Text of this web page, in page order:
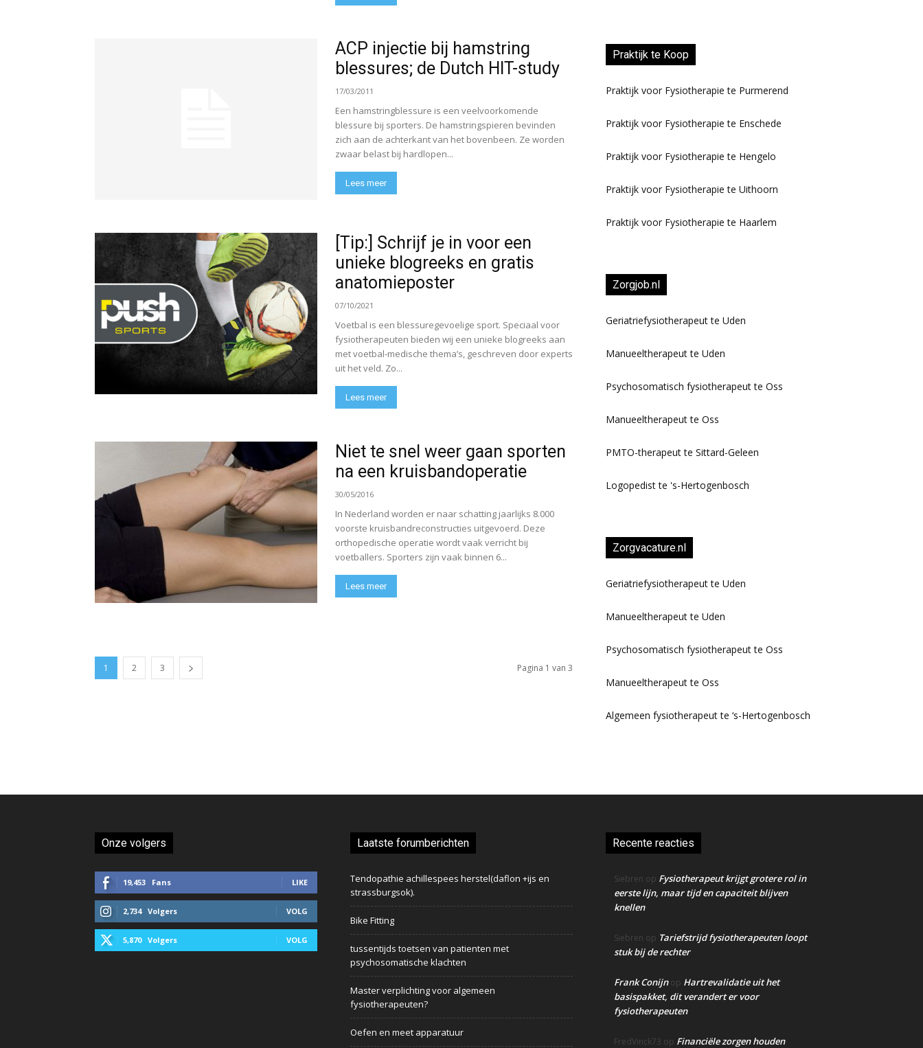
ACP injectie bij hamstring
blessures; de Dutch HIT-study
17/03/2011
Een hamstringblessure is een veelvoorkomende
blessure bij sporters. De hamstringspieren bevinden
zich aan de achterkant van het bovenbeen. Ze worden
zwaar belast bij hardlopen...
Lees meer
[Tip:] Schrijf je in voor een
unieke blogreeks en gratis
anatomieposter
07/10/2021
Voetbal is een blessuregevoelige sport. Speciaal voor
fysiotherapeuten bieden wij een unieke blogreeks aan
met voetbal-medische thema’s, geschreven door experts
uit het veld. Zo...
Lees meer
Niet te snel weer gaan sporten
na een kruisbandoperatie
30/05/2016
In Nederland worden er naar schatting jaarlijks 8.000
voorste kruisbandreconstructies uitgevoerd. Deze
orthopedische operatie wordt vaak verricht bij
voetballers. Sporters zijn vaak binnen 6...
Lees meer
1 2 3 Pagina 1 van 3
Praktijk te Koop
Praktijk voor Fysiotherapie te Purmerend
Praktijk voor Fysiotherapie te Enschede
Praktijk voor Fysiotherapie te Hengelo
Praktijk voor Fysiotherapie te Uithoorn
Praktijk voor Fysiotherapie te Haarlem
Zorgjob.nl
Geriatriefysiotherapeut te Uden
Manueeltherapeut te Uden
Psychosomatisch fysiotherapeut te Oss
Manueeltherapeut te Oss
PMTO-therapeut te Sittard-Geleen
Logopedist te 's-Hertogenbosch
Zorgvacature.nl
Geriatriefysiotherapeut te Uden
Manueeltherapeut te Uden
Psychosomatisch fysiotherapeut te Oss
Manueeltherapeut te Oss
Algemeen fysiotherapeut te ‘s-Hertogenbosch
Onze volgers
19,453 Fans LIKE
2,734 Volgers VOLG
5,870 Volgers VOLG
Laatste forumberichten
Tendopathie achillespees herstel(daflon +ijs en
strassburgsok).
Bike Fitting
tussentijds toetsen van patienten met
psychosomatische klachten
Master verplichting voor algemeen
fysiotherapeuten?
Oefen en meet apparatuur
Recente reacties
Siebren op Fysiotherapeut krijgt grotere rol in
eerste lijn, maar tijd en capaciteit blijven
knellen
Siebren op Tariefstrijd fysiotherapeuten loopt
stuk bij de rechter
Frank Conijnop Hartrevalidatie uit het
basispakket, dit verandert er voor
fysiotherapeuten
FredVinck73 op Financiële zorgen houden